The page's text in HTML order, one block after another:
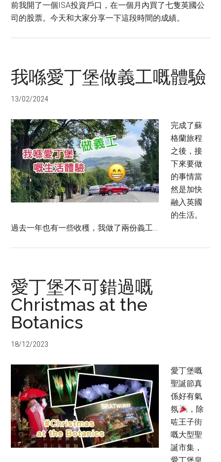
前我開了一個ISA投資戶口，在一個月內買了七隻英國公
司的股票。今天和大家分享一下這段時間的成績。
我喺愛丁堡做義工嘅體驗
13/02/2024
完成了蘇
格蘭旅程
之後，接
下來要做
的事情當
然是加快
融入英國
的生活。
過去一年也有一些收穫，我做了兩份義工…
愛丁堡不可錯過嘅
Christmas at the
Botanics
18/12/2023
愛丁堡嘅
聖誕節真
係好有氣
氛
，除
咗王子街
嘅大型聖
誕市集，